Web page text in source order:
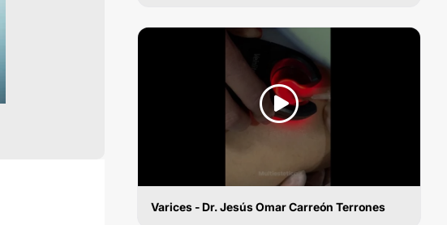
Varices - Dr. Jesús Omar Carreón Terrones